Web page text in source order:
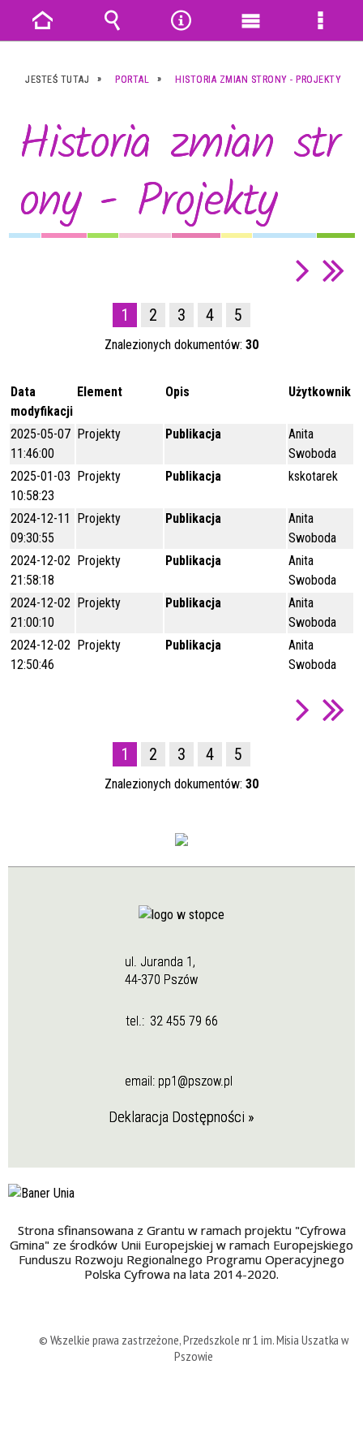
JESTEŚ TUTAJ PORTAL HISTORIA ZMIAN STRONY - PROJEKTY
Historia zmian str
ony - Projekty
1 2 3 4 5
Znalezionych dokumentów: 30
Data
modyfikacji
Element Opis Użytkownik
2025-05-07
11:46:00
Projekty Publikacja
Anita
Swoboda
2025-01-03
10:58:23
Projekty Publikacja kskotarek
2024-12-11
09:30:55
Projekty Publikacja
Anita
Swoboda
2024-12-02
21:58:18
Projekty Publikacja
Anita
Swoboda
2024-12-02
21:00:10
Projekty Publikacja
Anita
Swoboda
2024-12-02
12:50:46
Projekty Publikacja
Anita
Swoboda
1 2 3 4 5
Znalezionych dokumentów: 30
ul. Juranda 1,
44-370 Pszów
tel.: 32 455 79 66
email: pp1@pszow.pl
Deklaracja Dostępności »
Strona sfinansowana z Grantu w ramach projektu "Cyfrowa
Gmina" ze środków Unii Europejskiej w ramach Europejskiego
Funduszu Rozwoju Regionalnego Programu Operacyjnego
Polska Cyfrowa na lata 2014-2020.
© Wszelkie prawa zastrzeżone, Przedszkole nr 1 im. Misia Uszatka w
Pszowie
Strona
główna
Wyszukiwarka
NarzędziaMenu
Menu